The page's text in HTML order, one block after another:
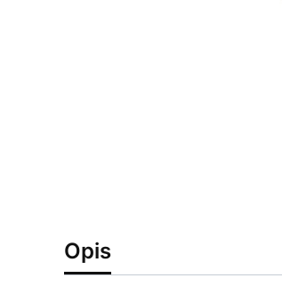
Opis